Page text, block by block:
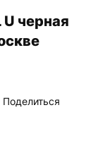
черная
Поделиться